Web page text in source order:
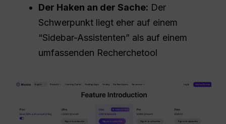
Der Haken an der Sache: Der
Schwerpunkt liegt eher auf einem
“Sidebar-Assistenten” als auf einem
umfassenden Recherchetool